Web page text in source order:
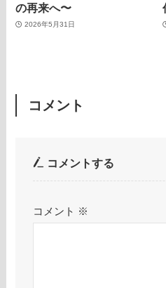
の再来へ〜
2026年5月31日
コメント
コメントする
コメント ※